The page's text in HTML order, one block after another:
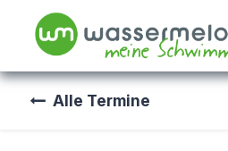
Alle Termine